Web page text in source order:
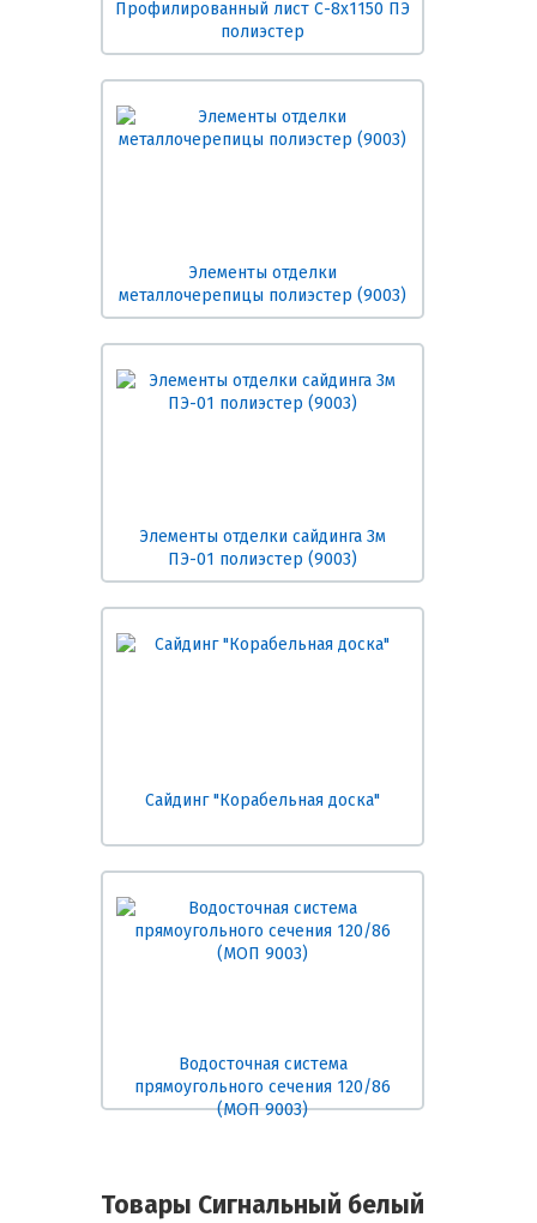
Профилированный лист С-8х1150 ПЭ
полиэстер
Элементы отделки
металлочерепицы полиэстер (9003)
Элементы отделки сайдинга 3м
ПЭ-01 полиэстер (9003)
Сайдинг "Корабельная доска"
Водосточная система
прямоугольного сечения 120/86
(МОП 9003)
Товары Сигнальный белый